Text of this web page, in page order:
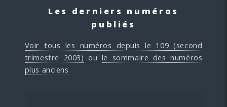
Les derniers numéros
publiés
Voir tous les numéros depuis le 109 (second
trimestre 2003) ou le sommaire des numéros
plus anciens